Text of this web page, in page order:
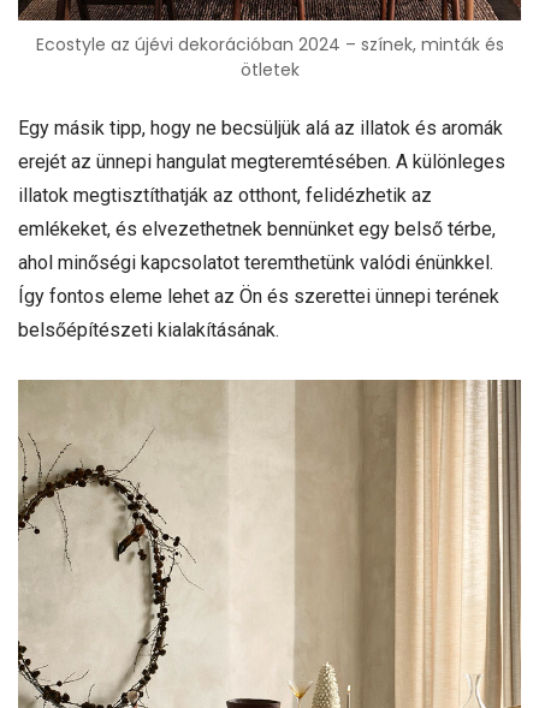
Ecostyle az újévi dekorációban 2024 – színek, minták és
ötletek
Egy másik tipp, hogy ne becsüljük alá az illatok és aromák
erejét az ünnepi hangulat megteremtésében. A különleges
illatok megtisztíthatják az otthont, felidézhetik az
emlékeket, és elvezethetnek bennünket egy belső térbe,
ahol minőségi kapcsolatot teremthetünk valódi énünkkel.
Így fontos eleme lehet az Ön és szerettei ünnepi terének
belsőépítészeti kialakításának.